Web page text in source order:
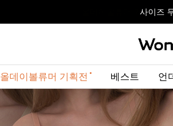
사이즈
올데이볼류머 기획전최
사이즈
올데이볼류머 기획전
올데이볼류머 기획전 베스트 언